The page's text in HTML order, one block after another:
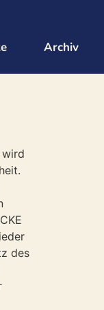
Archiv
wird
des